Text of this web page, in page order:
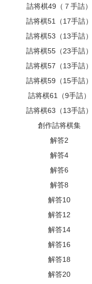
詰将棋49（７手詰）
詰将棋51（17手詰）
詰将棋53（13手詰）
詰将棋55（23手詰）
詰将棋57（13手詰）
詰将棋59（15手詰）
詰将棋61（9手詰）
詰将棋63（13手詰）
創作詰将棋集
解答2
解答4
解答6
解答8
解答10
解答12
解答14
解答16
解答18
解答20